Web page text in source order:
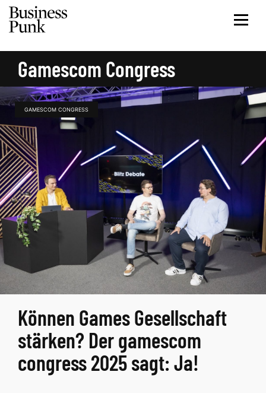
Gamescom Congress
GAMESCOM CONGRESS
Können Games Gesellschaft
stärken? Der gamescom
congress 2025 sagt: Ja!